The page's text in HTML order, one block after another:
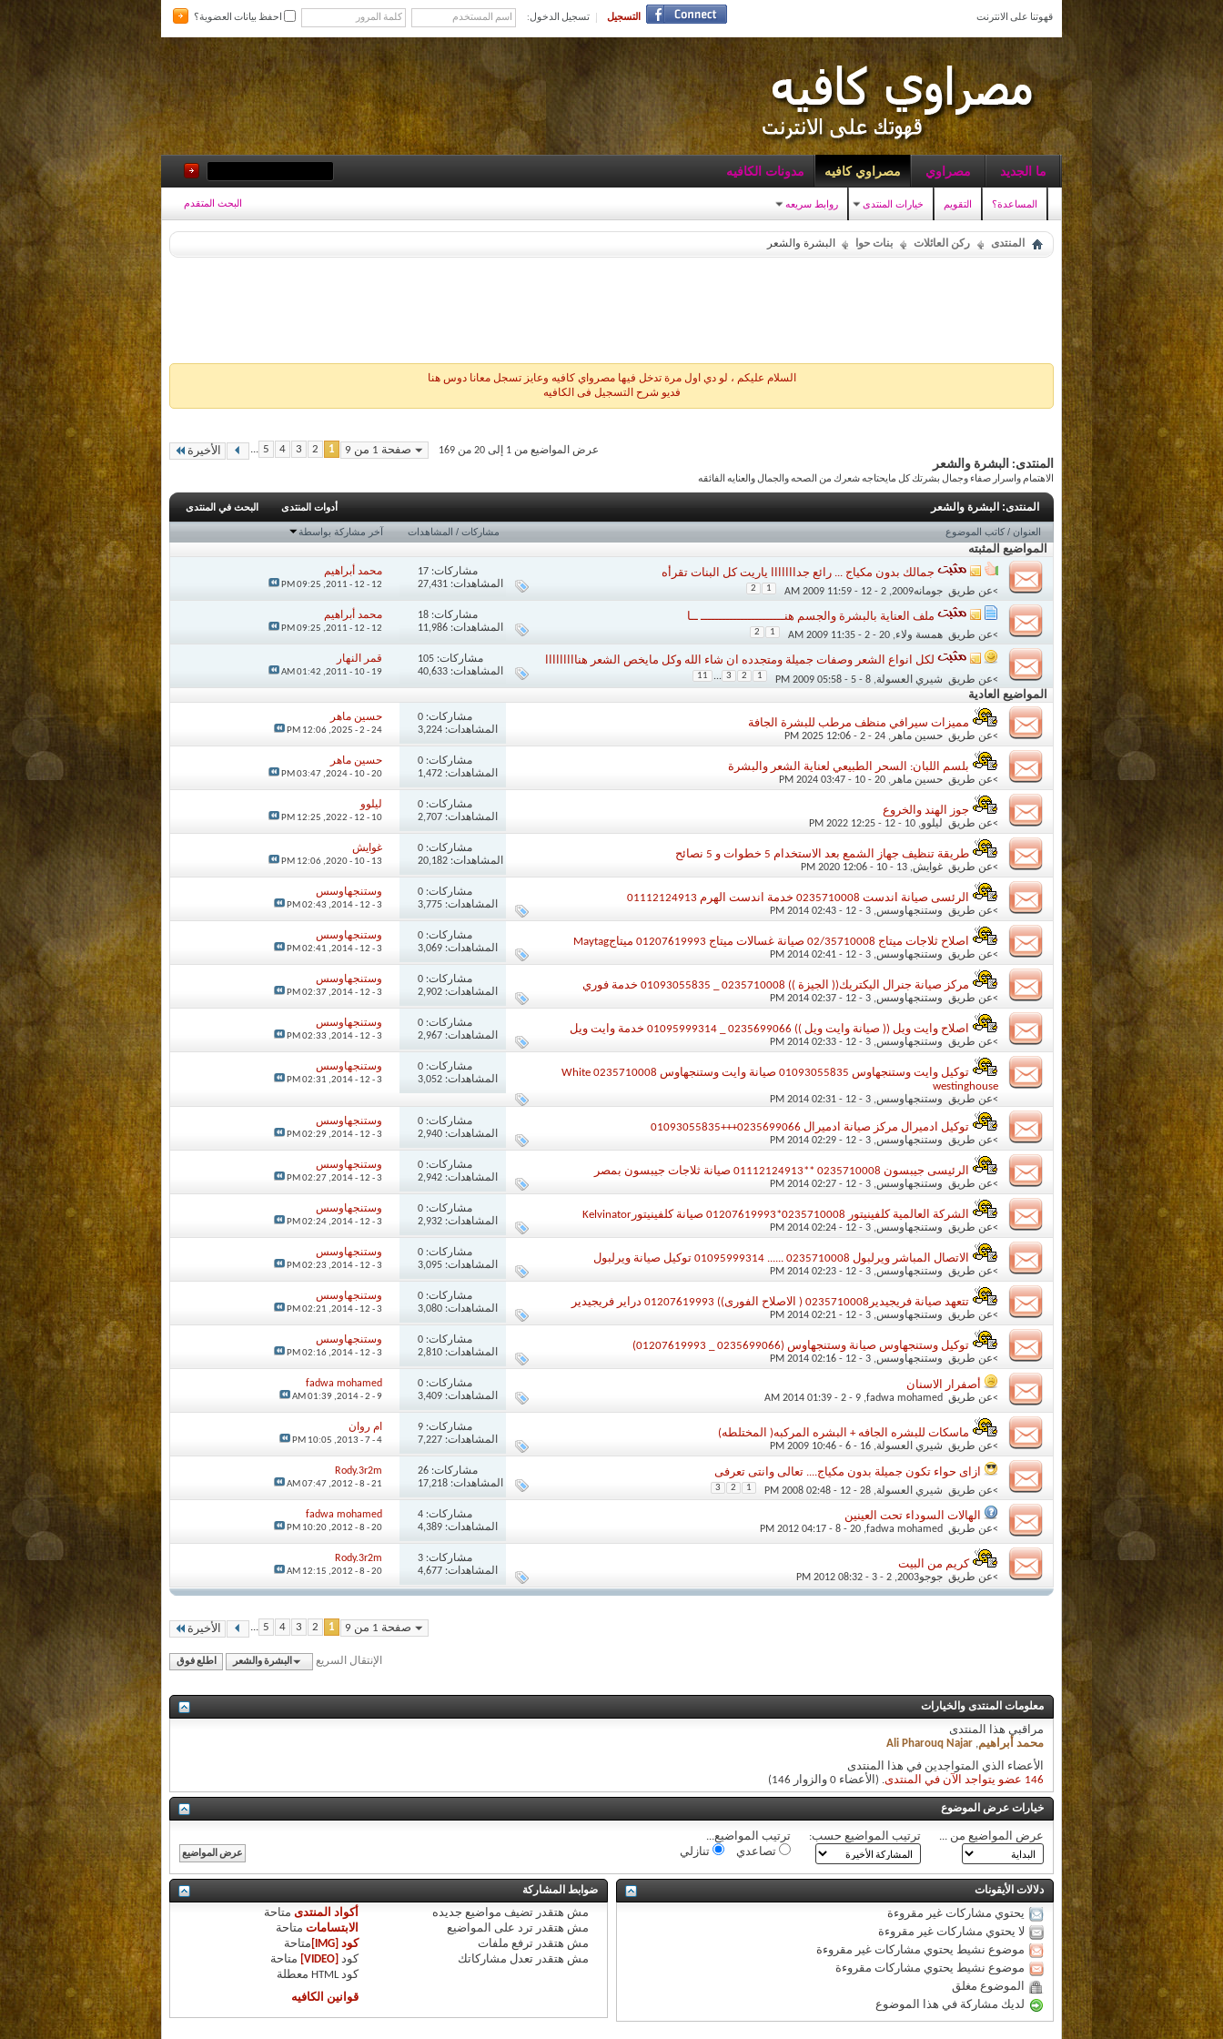
قهوتنا على الانترنت التسجيل تسجيل الدخول: احفظ بيانات العضوية؟
ما الجديد مصراوي مصراوي كافيه
المساعدة؟ التقويم خيارات المنتدى روابط سريعه
مدونات الكافيه
البحث المتقدم
المنتدى ركن العائلات بنات حوا البشرة والشعر
السلام عليكم ، لو دي اول مرة تدخل فيها مصرواي كافيه وعايز تسجل معانا دوس هنا
فديو شرح التسجيل فى الكافيه
صفحة 1 من 9 1
2
3
4
5
... الأخيرة عرض المواضيع من 1 إلى 20 من 169
المنتدى: البشرة والشعر
الاهتمام واسرار صفاء وجمال بشرتك كل مايحتاجه شعرك من الصحه والجمال والعنايه الفائقه
المنتدى: البشرة والشعر أدوات المنتدى البحث في المنتدى
العنوان / كاتب الموضوع مشاركات / المشاهدات آخر مشاركة بواسطة
المواضيع المثبته
جمالك بدون مكياج ... رائع جدااااااا ياريت كل البنات تقرأه
>عن طريق جومانه2009 ‏, 2 - 12 - 2009 11:59 AM
1
2
مشاركات: 17
المشاهدات: 27,431
محمد أبراهيم
12 - 12 - 2011,
09:25 PM
ملف العناية بالبشرة والجسم هنـــــــــــــــــــــــ ــا
>عن طريق همسة ولاء‏, 20 - 2 - 2009 11:35 AM
1
2
مشاركات: 18
المشاهدات: 11,986
محمد أبراهيم
12 - 12 - 2011,
09:25 PM
لكل انواع الشعر وصفات جميلة ومتجدده ان شاء الله وكل مايخص الشعر هنااااااااا
>عن طريق شيري العسولة‏, 8 - 5 - 2009 05:58 PM
1
2
3
...
11
مشاركات: 105
المشاهدات: 40,633
قمر النهار
19 - 10 - 2011,
01:42 AM
المواضيع العادية
مميزات سيرافي منظف مرطب للبشرة الجافة
>عن طريق حسين ماهر ‏, 24 - 2 - 2025 12:06 PM
مشاركات: 0
المشاهدات: 3,224
حسين ماهر
24 - 2 - 2025,
12:06 PM
بلسم اللبان: السحر الطبيعي لعناية الشعر والبشرة
>عن طريق حسين ماهر ‏, 20 - 10 - 2024 03:47 PM
مشاركات: 0
المشاهدات: 1,472
حسين ماهر
20 - 10 - 2024,
03:47 PM
جوز الهند والخروع
>عن طريق ليلوو‏, 10 - 12 - 2022 12:25 PM
مشاركات: 0
المشاهدات: 2,707
ليلوو
10 - 12 - 2022,
12:25 PM
طريقة تنظيف جهاز الشمع بعد الاستخدام 5 خطوات و 5 نصائح
>عن طريق غوايش‏, 13 - 10 - 2020 12:06 PM
مشاركات: 0
المشاهدات: 20,182
غوايش
13 - 10 - 2020,
12:06 PM
الرئسى صيانة اندست 0235710008 خدمة اندست الهرم 01112124913
>عن طريق وستنجهاوسس‏, 3 - 12 - 2014 02:43 PM
مشاركات: 0
المشاهدات: 3,775
وستنجهاوسس
3 - 12 - 2014,
02:43 PM
اصلاح ثلاجات ميتاج 02/35710008 صيانة غسالات ميتاج 01207619993 ميتاجMaytag
>عن طريق وستنجهاوسس‏, 3 - 12 - 2014 02:41 PM
مشاركات: 0
المشاهدات: 3,069
وستنجهاوسس
3 - 12 - 2014,
02:41 PM
مركز صيانة جنرال اليكتريك(( الجيزة )) 0235710008 _ 01093055835 خدمة فوري
>عن طريق وستنجهاوسس‏, 3 - 12 - 2014 02:37 PM
مشاركات: 0
المشاهدات: 2,902
وستنجهاوسس
3 - 12 - 2014,
02:37 PM
اصلاح وايت ويل (( صيانة وايت ويل )) 0235699066 _ 01095999314 خدمة وايت ويل
>عن طريق وستنجهاوسس‏, 3 - 12 - 2014 02:33 PM
مشاركات: 0
المشاهدات: 2,967
وستنجهاوسس
3 - 12 - 2014,
02:33 PM
توكيل وايت وستنجهاوس 01093055835 صيانة وايت وستنجهاوس 0235710008 White
westinghouse
>عن طريق وستنجهاوسس‏, 3 - 12 - 2014 02:31 PM
مشاركات: 0
المشاهدات: 3,052
وستنجهاوسس
3 - 12 - 2014,
02:31 PM
توكيل ادميرال مركز صيانة ادميرال 0235699066+++01093055835
>عن طريق وستنجهاوسس‏, 3 - 12 - 2014 02:29 PM
مشاركات: 0
المشاهدات: 2,940
وستنجهاوسس
3 - 12 - 2014,
02:29 PM
الرئيسى جيبسون 0235710008 **01112124913 صيانة ثلاجات جيبسون بمصر
>عن طريق وستنجهاوسس‏, 3 - 12 - 2014 02:27 PM
مشاركات: 0
المشاهدات: 2,942
وستنجهاوسس
3 - 12 - 2014,
02:27 PM
الشركة العالمية كلفينيتور 0235710008*01207619993 صيانة كلفينيتورKelvinator
>عن طريق وستنجهاوسس‏, 3 - 12 - 2014 02:24 PM
مشاركات: 0
المشاهدات: 2,932
وستنجهاوسس
3 - 12 - 2014,
02:24 PM
الاتصال المباشر ويرلبول 0235710008 ...... 01095999314 توكيل صيانة ويرلبول
>عن طريق وستنجهاوسس‏, 3 - 12 - 2014 02:23 PM
مشاركات: 0
المشاهدات: 3,095
وستنجهاوسس
3 - 12 - 2014,
02:23 PM
تتعهد صيانة فريجيدير0235710008 ( الاصلاح الفورى)) 01207619993 دراير فريجيدير
>عن طريق وستنجهاوسس‏, 3 - 12 - 2014 02:21 PM
مشاركات: 0
المشاهدات: 3,080
وستنجهاوسس
3 - 12 - 2014,
02:21 PM
توكيل وستنجهاوس صيانة وستنجهاوس (0235699066 _ 01207619993)
>عن طريق وستنجهاوسس‏, 3 - 12 - 2014 02:16 PM
مشاركات: 0
المشاهدات: 2,810
وستنجهاوسس
3 - 12 - 2014,
02:16 PM
أصفرار الاسنان
>عن طريق fadwa mohamed
‏, 9 - 2 - 2014 01:39 AM
مشاركات: 0
المشاهدات: 3,409
fadwa mohamed
9 - 2 - 2014,
01:39 AM
ماسكات للبشره الجافه + البشره المركبه( المختلطه)
>عن طريق شيري العسولة‏, 16 - 6 - 2009 10:46 PM
مشاركات: 9
المشاهدات: 7,227
ام روان
4 - 7 - 2013,
10:05 PM
ازاى حواء تكون جميلة بدون مكياج.... تعالى وانتى تعرفى
>عن طريق شيري العسولة‏, 28 - 12 - 2008 02:48 PM
1
2
3
مشاركات: 26
المشاهدات: 17,218
Rody.3r2m
21 - 8 - 2012,
07:47 AM
الهالات السوداء تحت العينين
>عن طريق fadwa mohamed
‏, 20 - 8 - 2012 04:17 PM
مشاركات: 4
المشاهدات: 4,389
fadwa mohamed
20 - 8 - 2012,
10:20 PM
كريم من البيت
>عن طريق جوجو2003 ‏, 2 - 3 - 2012 08:32 PM
مشاركات: 3
المشاهدات: 4,677
Rody.3r2m
20 - 8 - 2012,
12:15 AM
صفحة 1 من 9 1
2
3
4
5
... الأخيرة
الإنتقال السريع البشرة والشعر اطلع فوق
معلومات المنتدى والخيارات
مراقبي هذا المنتدى
محمد أبراهيم,
Ali Pharouq Najar
الأعضاء الذي المتواجدين في هذا المنتدى
146 عضو يتواجد الآن في المنتدى
. (الأعضاء 0 والزوار 146)
خيارات عرض الموضوع
عرض المواضيع من ... ترتيب المواضيع حسب:
ترتيب المواضيع...
تصاعدي
تنازلي
دلالات الأيقونات
يحتوي مشاركات غير مقروءة
لا يحتوي مشاركات غير مقروءة
موضوع نشيط يحتوي مشاركات غير مقروءة
موضوع نشيط يحتوي مشاركات مقروءة
الموضوع مغلق
لديك مشاركة في هذا الموضوع
ضوابط المشاركة
مش هتقدر تضيف مواضيع جديده
مش هتقدر ترد على المواضيع
مش هتقدر ترفع ملفات
مش هتقدر تعدل مشاركاتك
أكواد المنتدى متاحة
الابتسامات متاحة
كود [IMG]
متاحة
كود [VIDEO]
متاحة
كود HTML
معطلة
قوانين الكافيه